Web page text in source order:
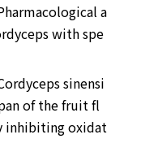
a
with spe
sinensi
of the fruit fl
inhibiting oxidat